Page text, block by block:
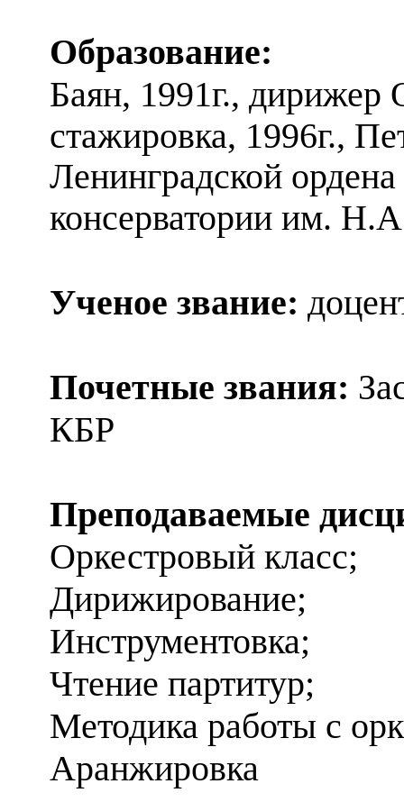
Образование:
Баян, 1991г., дирижер
стажировка, 1996г.,
Ленинградской
консерватории им.
Ученое звание:
Почетные звания:
КБР
Преподаваемые
Оркестровый класс;
Дирижирование;
Инструментовка;
Чтение партитур;
Методика работы с
Аранжировка